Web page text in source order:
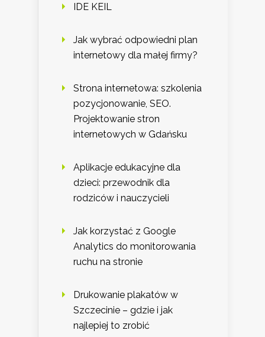
IDE KEIL
Jak wybrać odpowiedni plan
internetowy dla małej firmy?
Strona internetowa: szkolenia
pozycjonowanie, SEO.
Projektowanie stron
internetowych w Gdańsku
Aplikacje edukacyjne dla
dzieci: przewodnik dla
rodziców i nauczycieli
Jak korzystać z Google
Analytics do monitorowania
ruchu na stronie
Drukowanie plakatów w
Szczecinie – gdzie i jak
najlepiej to zrobić